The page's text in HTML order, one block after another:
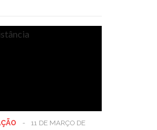
-
11 DE MARÇO DE